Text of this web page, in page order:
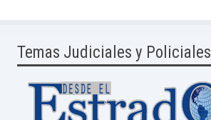
Temas Judiciales y Policiales